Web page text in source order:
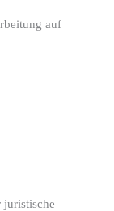
auf
juristische